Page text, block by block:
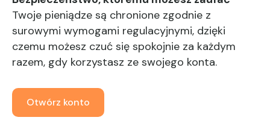
Twoje pieniądze są chronione zgodnie z
surowymi wymogami regulacyjnymi, dzięki
czemu możesz czuć się spokojnie za każdym
razem, gdy korzystasz ze swojego konta.
Otwórz konto